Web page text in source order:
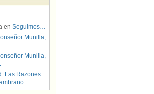
en Seguimos…
Munilla,
Munilla,
Las Razones